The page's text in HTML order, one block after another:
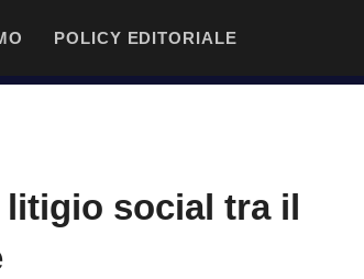
POLICY EDITORIALE
litigio social tra il